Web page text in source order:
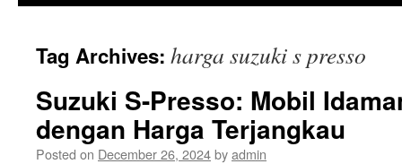
Tag Archives: harga suzuki s presso
Suzuki S-Presso: Mobil
dengan Harga Terjangkau
Posted on December 26, 2024byadmin